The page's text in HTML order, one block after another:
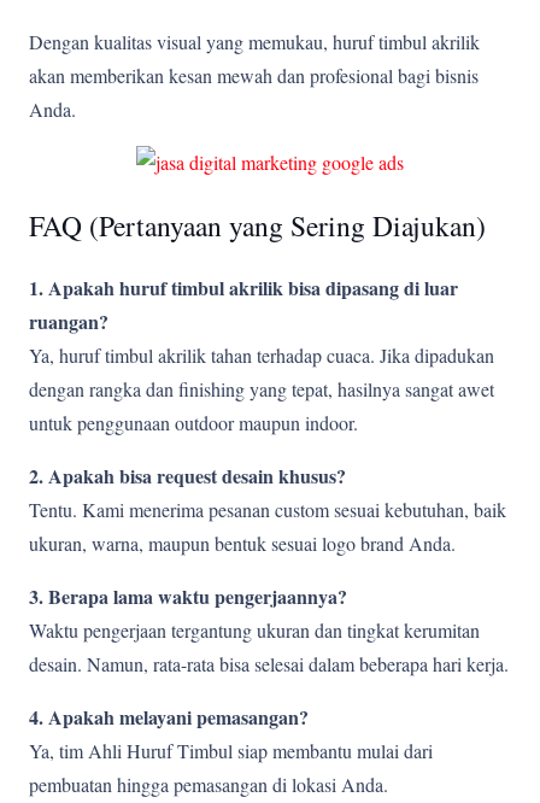
Dengan kualitas visual yang memukau, huruf timbul akrilik
akan memberikan kesan mewah dan profesional bagi bisnis
Anda.
FAQ (Pertanyaan yang Sering Diajukan)
1. Apakah huruf timbul akrilik bisa dipasang di luar
ruangan?
Ya, huruf timbul akrilik tahan terhadap cuaca. Jika dipadukan
dengan rangka dan finishing yang tepat, hasilnya sangat awet
untuk penggunaan outdoor maupun indoor.
2. Apakah bisa request desain khusus?
Tentu. Kami menerima pesanan custom sesuai kebutuhan, baik
ukuran, warna, maupun bentuk sesuai logo brand Anda.
3. Berapa lama waktu pengerjaannya?
Waktu pengerjaan tergantung ukuran dan tingkat kerumitan
desain. Namun, rata-rata bisa selesai dalam beberapa hari kerja.
4. Apakah melayani pemasangan?
Ya, tim Ahli Huruf Timbul siap membantu mulai dari
pembuatan hingga pemasangan di lokasi Anda.